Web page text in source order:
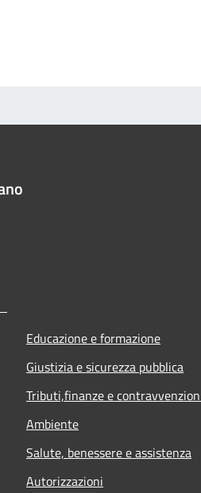
Educazione e formazione
Giustizia e sicurezza pubblica
Tributi,finanze e
Ambiente
Salute, benessere e assistenza
Autorizzazioni